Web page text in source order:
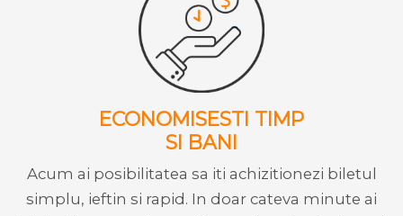
ECONOMISESTI TIMP
SI BANI
Acum ai posibilitatea sa iti achizitionezi biletul
simplu, ieftin si rapid. In doar cateva minute ai